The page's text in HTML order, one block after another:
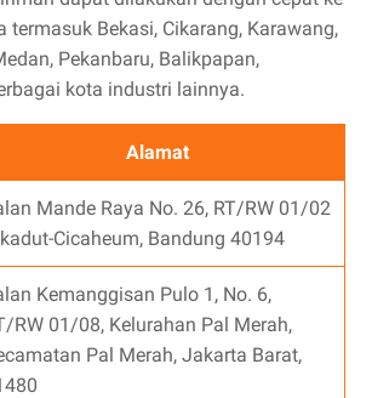
termasuk Bekasi, Cikarang, Karawang,
Pekanbaru, Balikpapan,
kota industri lainnya.
Alamat
Mande Raya No. 26, RT/RW 01/02
Cicaheum, Bandung 40194
Kemanggisan Pulo 1, No. 6,
RW 01/08, Kelurahan Pal Merah,
Pal Merah, Jakarta Barat,